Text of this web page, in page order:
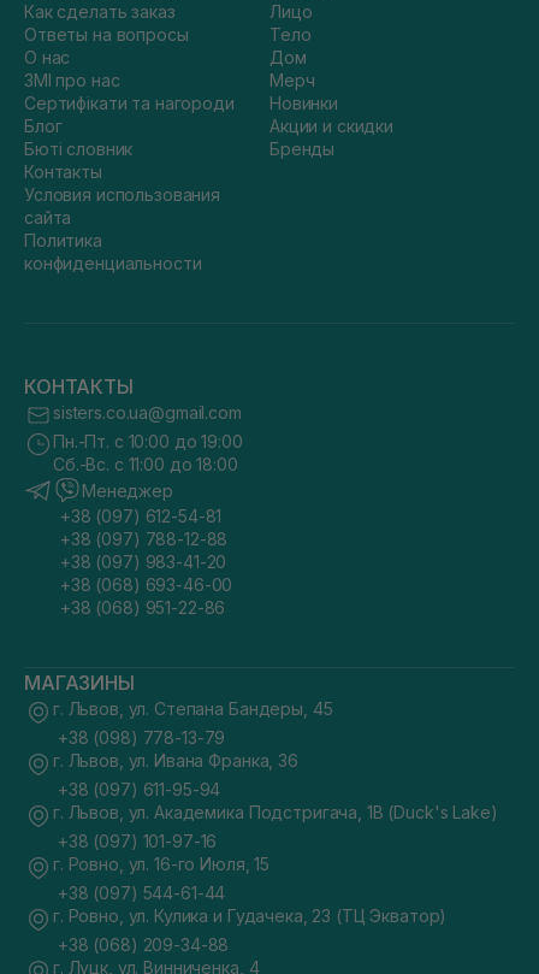
Как сделать заказ
Ответы на вопросы
О нас
ЗМІ про нас
Сертифікати та нагороди
Блог
Бюті словник
Контакты
Условия использования
сайта
Политика
конфиденциальности
Лицо
Тело
Дом
Мерч
Новинки
Акции и скидки
Бренды
КОНТАКТЫ
sisters.co.ua@gmail.com
Пн.-Пт. с 10:00 до 19:00
Сб.-Вс. с 11:00 до 18:00
Менеджер
+38 (097) 612-54-81
+38 (097) 788-12-88
+38 (097) 983-41-20
+38 (068) 693-46-00
+38 (068) 951-22-86
МАГАЗИНЫ
г. Львов, ул. Степана Бандеры, 45
+38 (098) 778-13-79
г. Львов, ул. Ивана Франка, 36
+38 (097) 611-95-94
г. Львов, ул. Академика Подстригача, 1В (Duck's Lake)
+38 (097) 101-97-16
г. Ровно, ул. 16-го Июля, 15
+38 (097) 544-61-44
г. Ровно, ул. Кулика и Гудачека, 23 (ТЦ Экватор)
+38 (068) 209-34-88
г. Луцк, ул. Винниченка, 4